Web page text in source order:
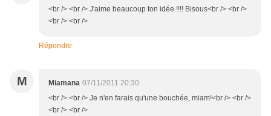
<br /> <br /> J'aime beaucoup ton idée !!!! Bisous<br /> <br />
<br /> <br />
Répondre
M Miamana 07/11/2011 20:30
<br /> <br /> Je n'en farais qu'une bouchée, miam!<br /> <br />
<br /> <br />